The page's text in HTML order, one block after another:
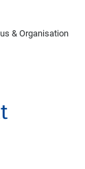
& Organisation